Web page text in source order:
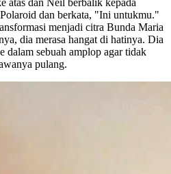
dan berkata, "Ini untukmu."
menjadi citra Bunda Maria
dia merasa hangat di hatinya. Dia
dalam sebuah amplop agar tidak
pulang.